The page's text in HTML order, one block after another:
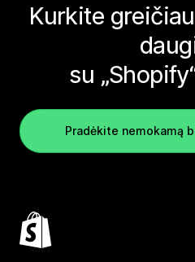
Kurkite
su
Pradėkite nemokamą